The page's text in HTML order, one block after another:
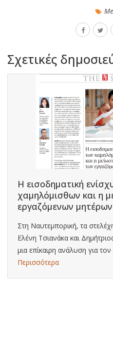
Σχετικές
Η εισοδηματική
χαμηλόμισθων και η
εργαζόμενων μητέρων
Στη Ναυτεμπορική, τα
Ελένη Τσιανάκα και
μια επίκαιρη ανάλυση για
Περισσότερα